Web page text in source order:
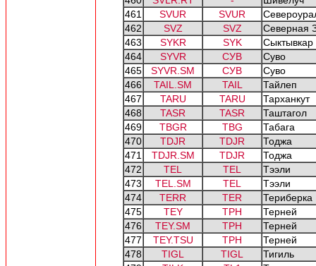
461
SVUR SVUR
462
SVZ SVZ
Северная
463
SYKR SYK
Сыктывкар
464
SYVR СУВ
Суво
465
SYVR.SM СУВ
Суво
466
TAIL.SM TAIL
Тайлеп
467
TARU TARU
Тарханкут
468
TASR TASR
Таштагол
469
TBGR TBG
Табага
470
TDJR TDJR
Тоджа
471
TDJR.SM TDJR
Тоджа
472
TEL TEL
Тээли
473
TEL.SM TEL
Тээли
474
TERR TER
Териберка
475
TEY ТРН
Терней
476
TEY.SM ТРН
Терней
477
TEY.TSU ТРН
Терней
478
TIGL TIGL
Тигиль